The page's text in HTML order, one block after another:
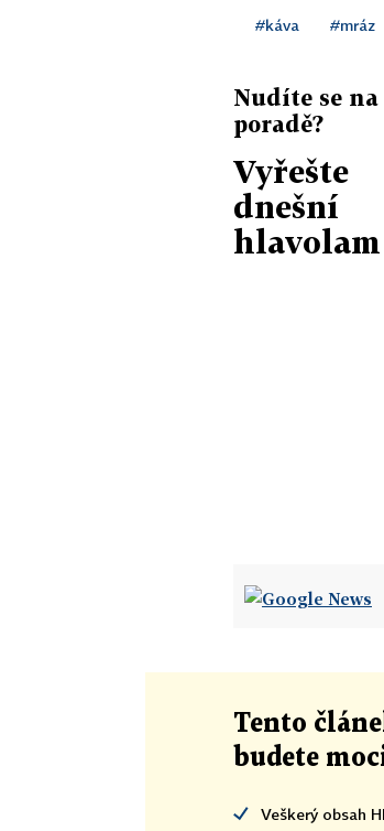
#káva #mráz
Nudíte se na
poradě?
Vyřešte
dnešní
Tento
budete
Veškerý obsah